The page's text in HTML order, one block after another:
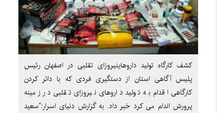
کشف کارگاه تولید داروهاینیروزای تقلبی در اصفهان رئیس
پلیس آگاهی استان از دستگیری فردی که با دائر کردن
کارگاهی اقدام به تولید داروهای نیروزای تقلبی در زمینه
پرورش اندام می کرد خبر داد. به گزارش دنیای اسرار:”سعید